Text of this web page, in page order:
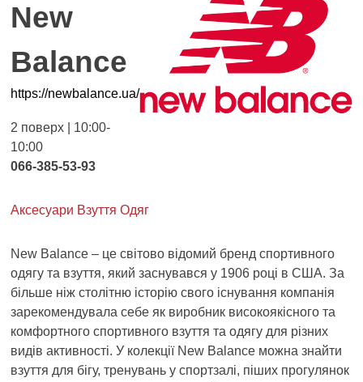
New
Balance
https://newbalance.ua/
2 поверх | 10:00-
10:00
066-385-53-93
Аксесуари Взуття Одяг
New Balance – це світово відомий бренд спортивного
одягу та взуття, який заснувався у 1906 році в США. За
більше ніж столітню історію свого існування компанія
зарекомендувала себе як виробник високоякісного та
комфортного спортивного взуття та одягу для різних
видів активності. У колекції New Balance можна знайти
взуття для бігу, тренувань у спортзалі, піших прогулянок